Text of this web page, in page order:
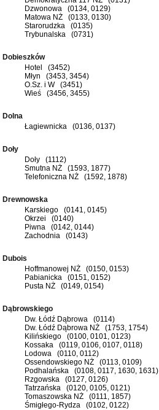
Dzwonowa (0134, 0129)
Matowa NŻ (0133, 0130)
Starorudzka (0135)
Trybunalska (0731)
Dobieszków
Hotel (3452)
Młyn (3453, 3454)
O.Sz. i W (3451)
Wieś (3456, 3455)
Dolna
Łagiewnicka (0136, 0137)
Doły
Doły (1112)
Smutna NŻ (1593, 1877)
Telefoniczna NŻ (1592, 1878)
Drewnowska
Karskiego (0141, 0145)
Okrzei (0140)
Piwna (0142, 0144)
Zachodnia (0143)
Dubois
Hoffmanowej NŻ (0150, 0153)
Pabianicka (0151, 0152)
Pusta NŻ (0149, 0154)
Dąbrowskiego
Dw. Łódź Dąbrowa (0114)
Dw. Łódź Dąbrowa NŻ (1753, 1754)
Kilińskiego (0100, 0101, 0123)
Kossaka (0119, 0106, 0107, 0118)
Lodowa (0110, 0112)
Ossendowskiego NŻ (0113, 0109)
Podhalańska (0108, 0117, 1630, 1631)
Rzgowska (0127, 0126)
Tatrzańska (0120, 0105, 0121)
Tomaszowska NŻ (0111, 1857)
Śmigłego-Rydza (0102, 0122)